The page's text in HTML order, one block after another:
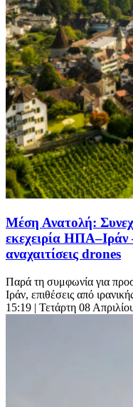
Μέση Ανατολή:
εκεχειρία ΗΠΑ–Ιράν
αναχαιτίσεις drones
Παρά τη συμφωνία για
Ιράν, επιθέσεις από
15:19 | Τετάρτη 08